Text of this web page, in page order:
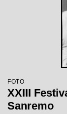
FOTO
XXIII
Sanremo